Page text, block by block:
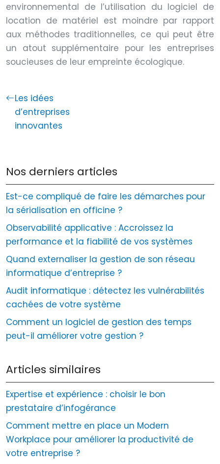
environnemental de l’utilisation du logiciel de
location de matériel est moindre par rapport
aux méthodes traditionnelles, ce qui peut être
un atout supplémentaire pour les entreprises
soucieuses de leur empreinte écologique.
Les idées
d’entreprises
innovantes
Nos derniers articles
Est-ce compliqué de faire les démarches pour
la sérialisation en officine ?
Observabilité applicative : Accroissez la
performance et la fiabilité de vos systèmes
Quand externaliser la gestion de son réseau
informatique d’entreprise ?
Audit informatique : détectez les vulnérabilités
cachées de votre système
Comment un logiciel de gestion des temps
peut-il améliorer votre gestion ?
Articles similaires
Expertise et expérience : choisir le bon
prestataire d’infogérance
Comment mettre en place un Modern
Workplace pour améliorer la productivité de
votre entreprise ?